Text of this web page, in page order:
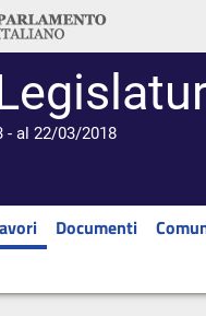
- al 22/03/2018
Documenti